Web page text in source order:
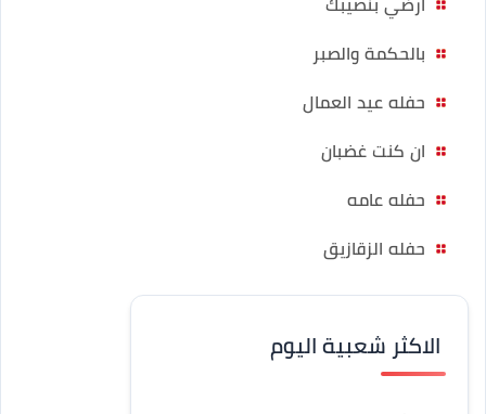
بالحكمة والصبر
حفله عيد العمال
ان كنت غضبان
حفله عامه
حفله الزقازيق
الاكثر شعبية اليوم